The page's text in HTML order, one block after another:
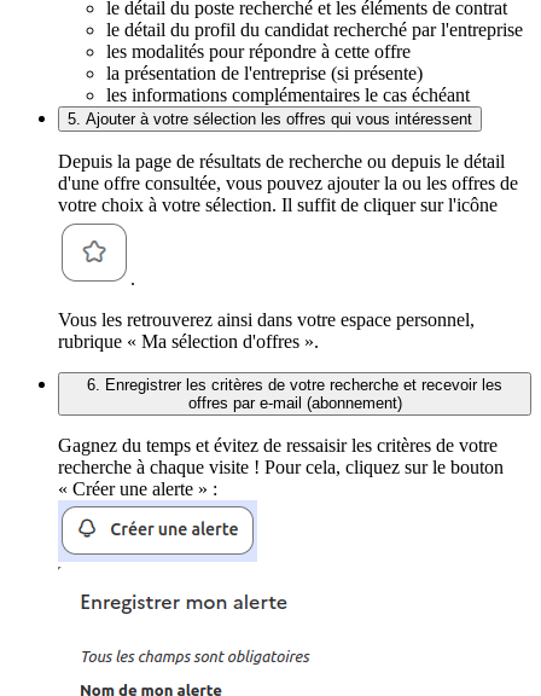
le détail du poste recherché et les éléments de contrat
le détail du profil du candidat recherché par l'entreprise
les modalités pour répondre à cette offre
la présentation de l'entreprise (si présente)
les informations complémentaires le cas échéant
5. Ajouter à votre sélection les offres qui vous intéressent
Depuis la page de résultats de recherche ou depuis le détail
d'une offre consultée, vous pouvez ajouter la ou les offres de
votre choix à votre sélection. Il suffit de cliquer sur l'icône
.
Vous les retrouverez ainsi dans votre espace personnel,
rubrique « Ma sélection d'offres ».
6. Enregistrer les critères de votre recherche et recevoir les
offres par e-mail (abonnement)
Gagnez du temps et évitez de ressaisir les critères de votre
recherche à chaque visite ! Pour cela, cliquez sur le bouton
« Créer une alerte » :